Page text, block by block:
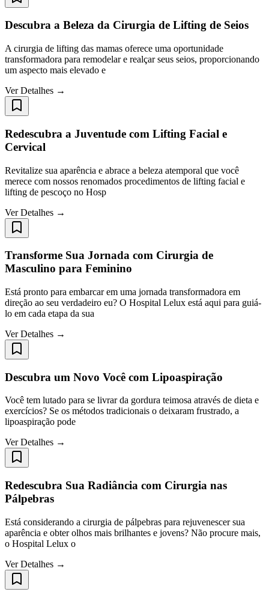
Descubra a Beleza da Cirurgia de Lifting de Seios
A cirurgia de lifting das mamas oferece uma oportunidade
transformadora para remodelar e realçar seus seios, proporcionando
um aspecto mais elevado e
Ver Detalhes →
Redescubra a Juventude com Lifting Facial e
Cervical
Revitalize sua aparência e abrace a beleza atemporal que você
merece com nossos renomados procedimentos de lifting facial e
lifting de pescoço no Hosp
Ver Detalhes →
Transforme Sua Jornada com Cirurgia de
Masculino para Feminino
Está pronto para embarcar em uma jornada transformadora em
direção ao seu verdadeiro eu? O Hospital Lelux está aqui para guiá-
lo em cada etapa da sua
Ver Detalhes →
Descubra um Novo Você com Lipoaspiração
Você tem lutado para se livrar da gordura teimosa através de dieta e
exercícios? Se os métodos tradicionais o deixaram frustrado, a
lipoaspiração pode
Ver Detalhes →
Redescubra Sua Radiância com Cirurgia nas
Pálpebras
Está considerando a cirurgia de pálpebras para rejuvenescer sua
aparência e obter olhos mais brilhantes e jovens? Não procure mais,
o Hospital Lelux o
Ver Detalhes →